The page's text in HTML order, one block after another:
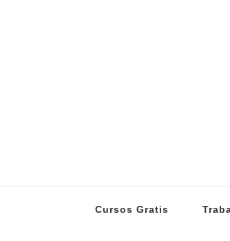
Cursos Gratis